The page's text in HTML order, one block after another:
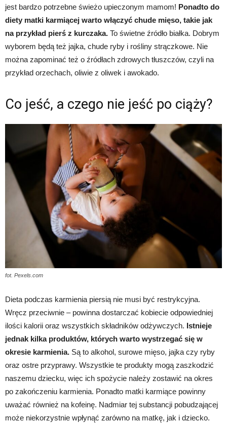
jest bardzo potrzebne świeżo upieczonym mamom! Ponadto do
diety matki karmiącej warto włączyć chude mięso, takie jak
na przykład pierś z kurczaka. To świetne źródło białka. Dobrym
wyborem będą też jajka, chude ryby i rośliny strączkowe. Nie
można zapominać też o źródłach zdrowych tłuszczów, czyli na
przykład orzechach, oliwie z oliwek i awokado.
Co jeść, a czego nie jeść po ciąży?
fot. Pexels.com
Dieta podczas karmienia piersią nie musi być restrykcyjna.
Wręcz przeciwnie – powinna dostarczać kobiecie odpowiedniej
ilości kalorii oraz wszystkich składników odżywczych. Istnieje
jednak kilka produktów, których warto wystrzegać się w
okresie karmienia. Są to alkohol, surowe mięso, jajka czy ryby
oraz ostre przyprawy. Wszystkie te produkty mogą zaszkodzić
naszemu dziecku, więc ich spożycie należy zostawić na okres
po zakończeniu karmienia. Ponadto matki karmiące powinny
uważać również na kofeinę. Nadmiar tej substancji pobudzającej
może niekorzystnie wpłynąć zarówno na matkę, jak i dziecko.